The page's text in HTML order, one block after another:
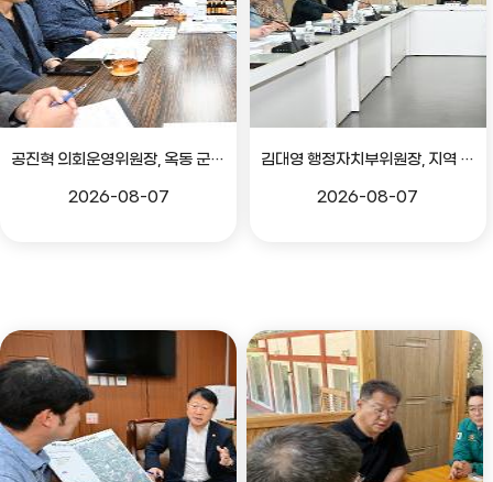
공진혁 의회운영위원장, 옥동 군부대 이전지 양동마을 주민지원사업 점검
2026-08-07
김대영 행정자치부위원장, 지역 현안 의견 청취 간담회
2026-08-07